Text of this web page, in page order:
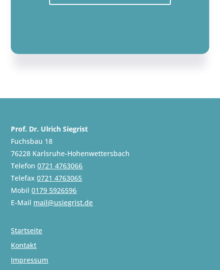
Prof. Dr. Ulrich Siegrist
Fuchsbau 18
76228 Karlsruhe-Hohenwettersbach
Telefon0721 4763066
Telefax0721 4763065
Mobil0179 5926596
E-Mail mail@usiegrist.de
Startseite
Kontakt
Impressum